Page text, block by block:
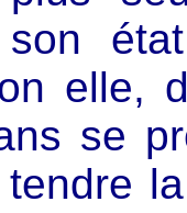
son
elle,
se